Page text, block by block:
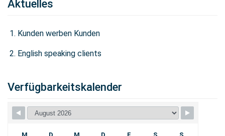
Aktuelles
Kunden werben Kunden
English speaking clients
Verfügbarkeitskalender